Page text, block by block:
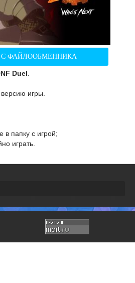
С ФАЙЛООБМЕННИКА
Duel
игры.
в папку с игрой;
играть.